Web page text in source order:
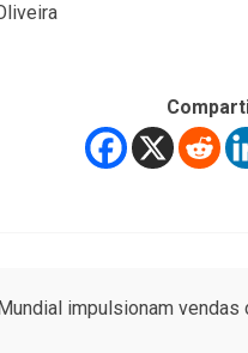
impulsionam vendas